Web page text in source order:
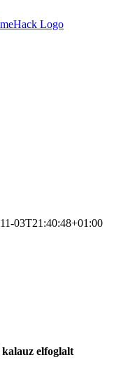
03T21:40:48+01:00
kalauz elfoglalt